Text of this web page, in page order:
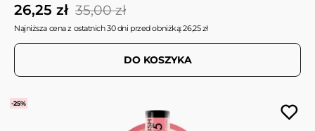
26,25 zł 35,00 zł
Najniższa cena z ostatnich 30 dni przed obniżką: 26,25 zł
DO KOSZYKA
-25%